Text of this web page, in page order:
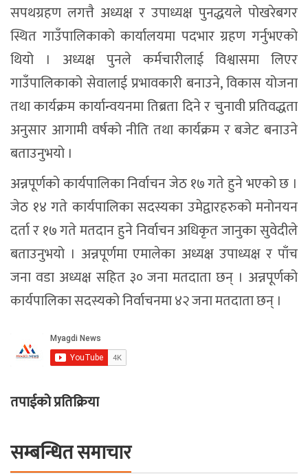
सपथग्रहण लगत्तै अध्यक्ष र उपाध्यक्ष पुनद्धयले पोखरेबगर
स्थित गाउँपालिकाको कार्यालयमा पदभार ग्रहण गर्नुभएको
थियो । अध्यक्ष पुनले कर्मचारीलाई विश्वासमा लिएर
गाउँपालिकाको सेवालाई प्रभावकारी बनाउने, विकास योजना
तथा कार्यक्रम कार्यान्वयनमा तिब्रता दिने र चुनावी प्रतिवद्धता
अनुसार आगामी वर्षको नीति तथा कार्यक्रम र बजेट बनाउने
बताउनुभयो ।
अन्नपूर्णको कार्यपालिका निर्वाचन जेठ १७ गते हुने भएको छ ।
जेठ १४ गते कार्यपालिका सदस्यका उमेद्वारहरुको मनोनयन
दर्ता र १७ गते मतदान हुने निर्वाचन अधिकृत जानुका सुवेदीले
बताउनुभयो । अन्नपूर्णमा एमालेका अध्यक्ष उपाध्यक्ष र पाँच
जना वडा अध्यक्ष सहित ३० जना मतदाता छन् । अन्नपूर्णको
कार्यपालिका सदस्यको निर्वाचनमा ४२ जना मतदाता छन् ।
तपाईको प्रतिक्रिया
सम्बन्धित समाचार